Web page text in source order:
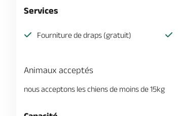
Services
Fourniture de draps (gratuit)
Animaux acceptés
nous acceptons les chiens de moins de 15kg